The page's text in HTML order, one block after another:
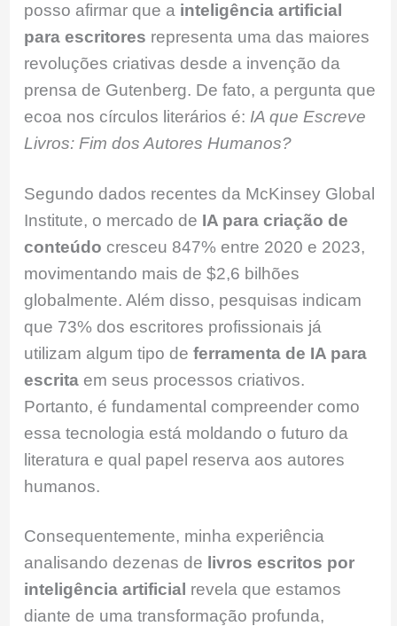
posso afirmar que a inteligência artificial
para escritores representa uma das maiores
revoluções criativas desde a invenção da
prensa de Gutenberg. De fato, a pergunta que
ecoa nos círculos literários é: IA que Escreve
Livros: Fim dos Autores Humanos?
Segundo dados recentes da McKinsey Global
Institute, o mercado de IA para criação de
conteúdo cresceu 847% entre 2020 e 2023,
movimentando mais de $2,6 bilhões
globalmente. Além disso, pesquisas indicam
que 73% dos escritores profissionais já
utilizam algum tipo deferramenta de IA para
escrita em seus processos criativos.
Portanto, é fundamental compreender como
essa tecnologia está moldando o futuro da
literatura e qual papel reserva aos autores
humanos.
Consequentemente, minha experiência
analisando dezenas de livros escritos por
inteligência artificial revela que estamos
diante de uma transformação profunda,